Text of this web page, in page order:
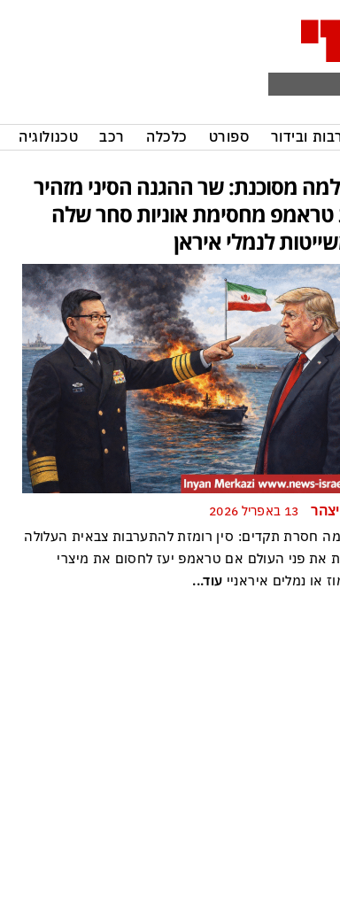
ובידור ספורט כלכלה רכב טכנולוגיה
מסוכנת: שר ההגנה הסיני מזהיר
מחסימת אוניות סחר שלה
לנמלי איראן
חסרת תקדים: סין רומזת להתערבות צבאית העלולה
את פני העולם אם טראמפ יעז לחסום את מיצרי
או נמלים איראניי עוד...